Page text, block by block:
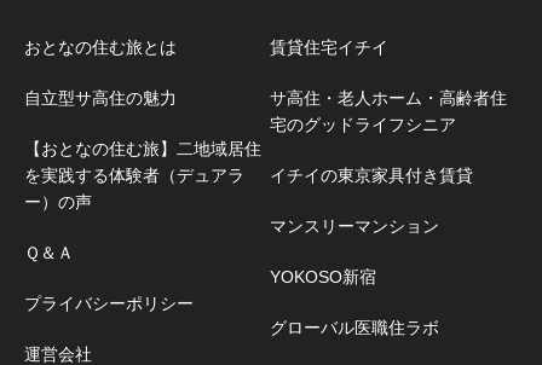
おとなの住む旅とは
自立型サ高住の魅力
【おとなの住む旅】二地域居住
を実践する体験者（デュアラ
ー）の声
Ｑ＆Ａ
プライバシーポリシー
運営会社
賃貸住宅イチイ
サ高住・老人ホーム・高齢者住
宅のグッドライフシニア
イチイの東京家具付き賃貸
マンスリーマンション
YOKOSO新宿
グローバル医職住ラボ